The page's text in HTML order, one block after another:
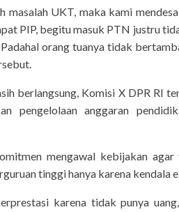
masalah UKT, maka kami
PIP, begitu masuk PTN justru
orang tuanya tidak
berlangsung, Komisi X DPR RI
pengelolaan anggaran
mengawal kebijakan
tinggi hanya karena kendala
karena tidak punya